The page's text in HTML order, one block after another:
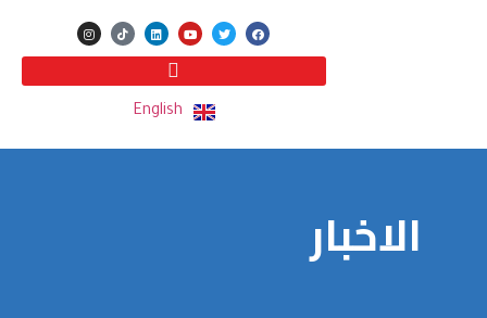
English
الاخبار